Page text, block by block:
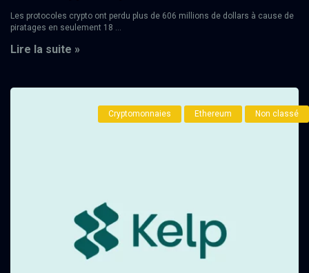
Les protocoles crypto ont perdu plus de 606 millions de dollars à cause de
piratages en seulement 18 ...
Lire la suite »
Cryptomonnaies Ethereum Non classé